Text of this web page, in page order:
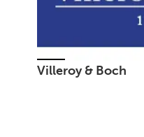
Villeroy & Boch